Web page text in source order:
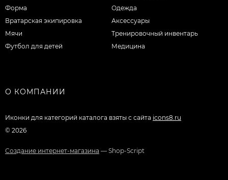
Форма
Вратарская экипировка
Мячи
Футбол для детей
Одежда
Аксессуары
Тренировочный инвентарь
Медицина
О КОМПАНИИ
Иконки для категорий каталога взяты с сайта icons8.ru
© 2026
Создание интернет-магазина — Shop-Script